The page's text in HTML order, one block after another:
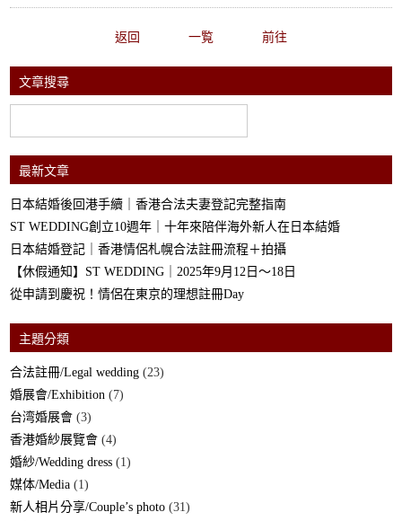
返回 一覧 前往
文章搜尋
最新文章
日本結婚後回港手續｜香港合法夫妻登記完整指南
ST WEDDING創立10週年｜十年來陪伴海外新人在日本結婚
日本結婚登記｜香港情侶札幌合法註冊流程＋拍攝
【休假通知】ST WEDDING｜2025年9月12日～18日
從申請到慶祝！情侶在東京的理想註冊Day
主題分類
合法註冊/Legal wedding (23)
婚展會/Exhibition (7)
台湾婚展會 (3)
香港婚紗展覽會 (4)
婚紗/Wedding dress (1)
媒体/Media (1)
新人相片分享/Couple’s photo (31)